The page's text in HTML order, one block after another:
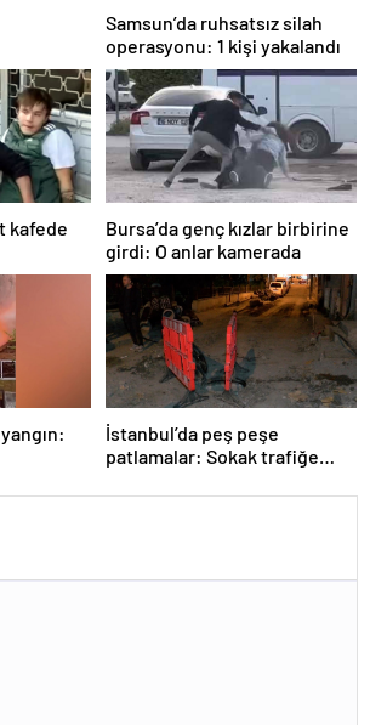
Samsun’da ruhsatsız silah
operasyonu: 1 kişi yakalandı
kafede
Bursa’da genç kızlar birbirine
girdi: O anlar kamerada
İstanbul’da peş peşe
patlamalar: Sokak trafiğe